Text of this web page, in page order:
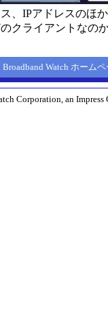
、IPアドレスのほ
クライアントなの
Broadband Watch ホーム
Corporation, an